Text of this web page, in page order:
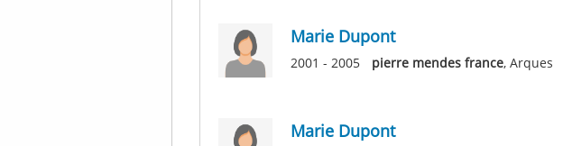
Marie Dupont
2001 - 2005 pierre mendes france, Arques
Marie Dupont